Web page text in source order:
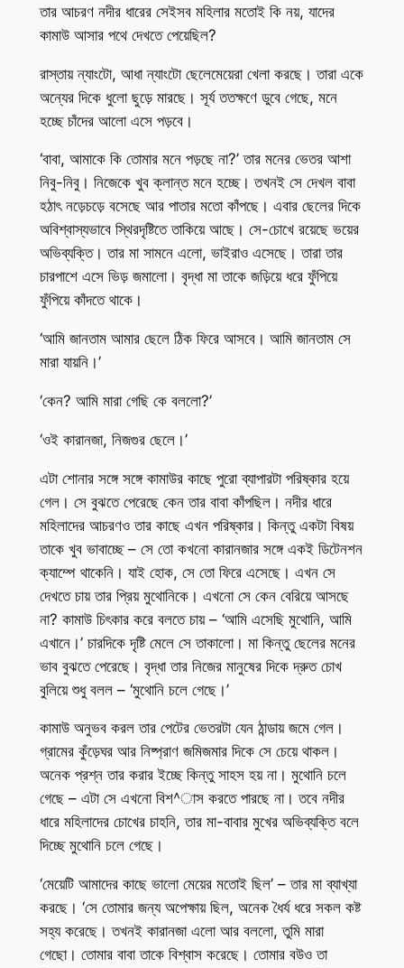
তার আচরণ নদীর ধারের সেইসব মহিলার মতোই কি নয়, যাদের
কামাউ আসার পথে দেখতে পেয়েছিল?
রাস্তায় ন্যাংটো, আধা ন্যাংটো ছেলেমেয়েরা খেলা করছে। তারা একে
অন্যের দিকে ধুলো ছুড়ে মারছে। সূর্য ততক্ষণে ডুবে গেছে, মনে
হচ্ছে চাঁদের আলো এসে পড়বে।
‘বাবা, আমাকে কি তোমার মনে পড়ছে না?’ তার মনের ভেতর আশা
নিবু-নিবু। নিজেকে খুব ক্লান্ত মনে হচ্ছে। তখনই সে দেখল বাবা
হঠাৎ নড়েচড়ে বসেছে আর পাতার মতো কাঁপছে। এবার ছেলের দিকে
অবিশ্বাস্যভাবে স্থিরদৃষ্টিতে তাকিয়ে আছে। সে-চোখে রয়েছে ভয়ের
অভিব্যক্তি। তার মা সামনে এলো, ভাইরাও এসেছে। তারা তার
চারপাশে এসে ভিড় জমালো। বৃদ্ধা মা তাকে জড়িয়ে ধরে ফুঁপিয়ে
ফুঁপিয়ে কাঁদতে থাকে।
‘আমি জানতাম আমার ছেলে ঠিক ফিরে আসবে। আমি জানতাম সে
মারা যায়নি।’
‘কেন? আমি মারা গেছি কে বললো?’
‘ওই কারানজা, নিজগুর ছেলে।’
এটা শোনার সঙ্গে সঙ্গে কামাউর কাছে পুরো ব্যাপারটা পরিষ্কার হয়ে
গেল। সে বুঝতে পেরেছে কেন তার বাবা কাঁপছিল। নদীর ধারে
মহিলাদের আচরণও তার কাছে এখন পরিষ্কার। কিন্তু একটা বিষয়
তাকে খুব ভাবাচ্ছে – সে তো কখনো কারানজার সঙ্গে একই ডিটেনশন
ক্যাম্পে থাকেনি। যাই হোক, সে তো ফিরে এসেছে। এখন সে
দেখতে চায় তার প্রিয় মুথোনিকে। এখনো সে কেন বেরিয়ে আসছে
না? কামাউ চিৎকার করে বলতে চায় – ‘আমি এসেছি মুথোনি, আমি
এখানে।’ চারদিকে দৃষ্টি মেলে সে তাকালো। মা কিন্তু ছেলের মনের
ভাব বুঝতে পেরেছে। বৃদ্ধা তার নিজের মানুষের দিকে দ্রুত চোখ
বুলিয়ে শুধু বলল – ‘মুথোনি চলে গেছে।’
কামাউ অনুভব করল তার পেটের ভেতরটা যেন ঠান্ডায় জমে গেল।
গ্রামের কুঁড়েঘর আর নিষ্প্রাণ জমিজমার দিকে সে চেয়ে থাকল।
অনেক প্রশ্ন তার করার ইচ্ছে কিন্তু সাহস হয় না। মুথোনি চলে
গেছে – এটা সে এখনো বিশ^াস করতে পারছে না। তবে নদীর
ধারে মহিলাদের চোখের চাহনি, তার মা-বাবার মুখের অভিব্যক্তি বলে
দিচ্ছে মুথোনি চলে গেছে।
‘মেয়েটি আমাদের কাছে ভালো মেয়ের মতোই ছিল’ – তার মা ব্যাখ্যা
করছে। ‘সে তোমার জন্য অপেক্ষায় ছিল, অনেক ধৈর্য ধরে সকল কষ্ট
সহ্য করেছে। তখনই কারানজা এলো আর বললো, তুমি মারা
গেছো। তোমার বাবা তাকে বিশ্বাস করেছে। তোমার বউও তা